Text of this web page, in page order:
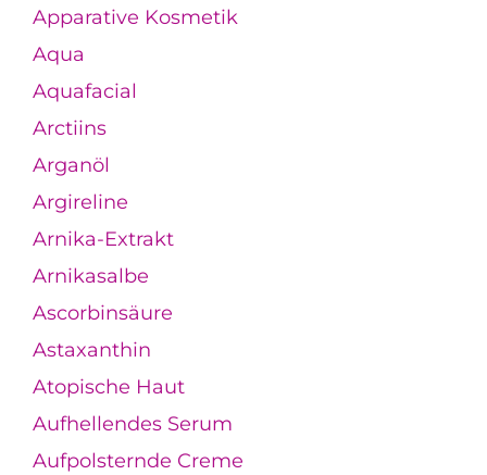
Apparative Kosmetik
Aqua
Aquafacial
Arctiins
Arganöl
Argireline
Arnika-Extrakt
Arnikasalbe
Ascorbinsäure
Astaxanthin
Atopische Haut
Aufhellendes Serum
Aufpolsternde Creme